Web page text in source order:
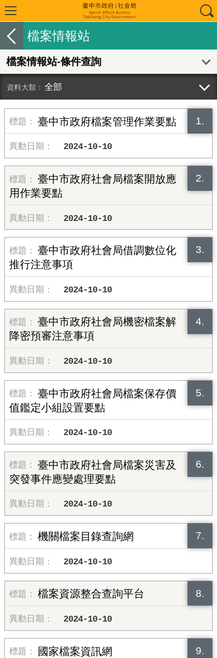
檔案情報站
檔案情報站-條件查詢
全部
1.
臺中市政府檔案管理作業要點
2024-10-10
2.
臺中市政府社會局檔案開放應
用作業要點
2024-10-10
3.
臺中市政府社會局借調數位化
推行注意事項
2024-10-10
4.
臺中市政府社會局機密檔案解
降密預審注意事項
2024-10-10
5.
臺中市政府社會局檔案保存價
值鑑定小組設置要點
2024-10-10
6.
臺中市政府社會局檔案災害及
突發事件應變處理要點
2024-10-10
7.
機關檔案目錄查詢網
2024-10-10
8.
檔案資源整合查詢平台
2024-10-10
9.
國家檔案資訊網